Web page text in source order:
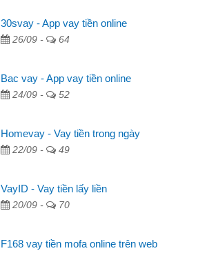
30svay - App vay tiền online
26/09 - 64
Bac vay - App vay tiền online
24/09 - 52
Homevay - Vay tiền trong ngày
22/09 - 49
VayID - Vay tiền lấy liền
20/09 - 70
F168 vay tiền mofa online trên web